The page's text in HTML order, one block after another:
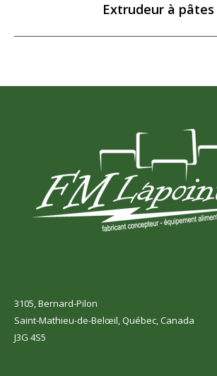
Next
Extrudeur à pâtes
3105, Bernard-Pilon
Saint-Mathieu-de-Belœil, Québec, Canada
J3G 4S5